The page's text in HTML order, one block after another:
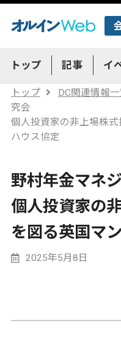
トップ 記事 イ
トップ DC関連情報
究会
個人投資家の非上場株
ハウス協定
野村年金マネ
個人投資家の
を図る英国マ
2025年5月8日